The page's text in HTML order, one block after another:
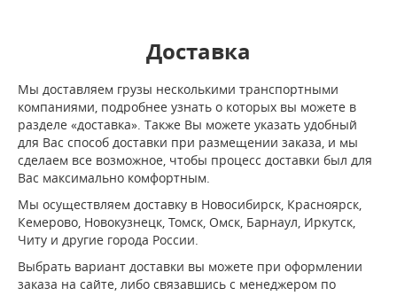
Доставка
Мы доставляем грузы несколькими транспортными
компаниями, подробнее узнать о которых вы можете в
разделе «доставка». Также Вы можете указать удобный
для Вас способ доставки при размещении заказа, и мы
сделаем все возможное, чтобы процесс доставки был для
Вас максимально комфортным.
Мы осуществляем доставку в Новосибирск, Красноярск,
Кемерово, Новокузнецк, Томск, Омск, Барнаул, Иркутск,
Читу и другие города России.
Выбрать вариант доставки вы можете при оформлении
заказа на сайте, либо связавшись с менеджером по